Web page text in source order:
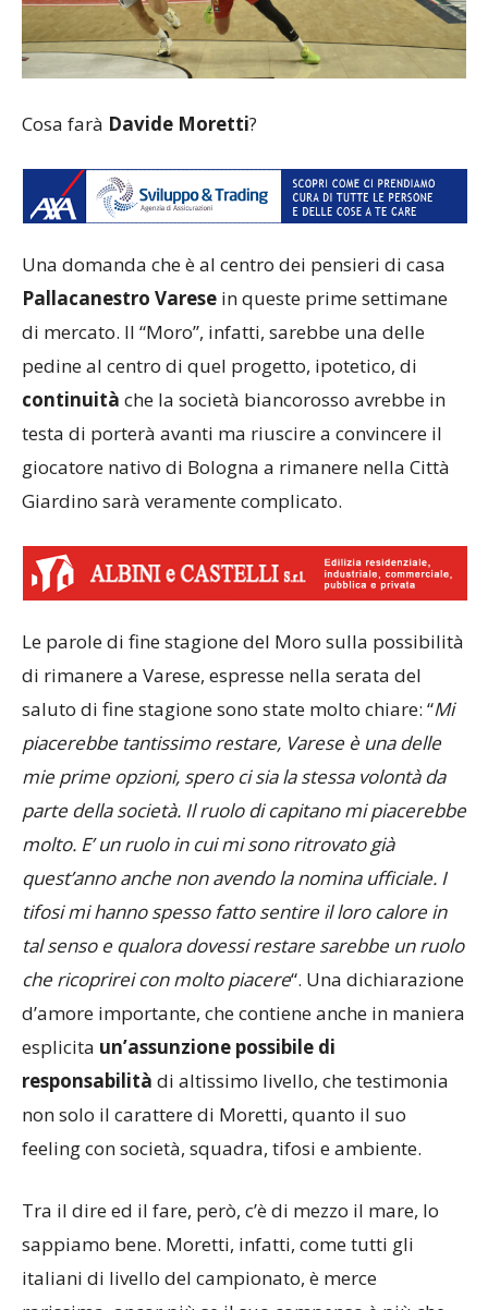
Cosa farà Davide Moretti?
Una domanda che è al centro dei pensieri di casa
Pallacanestro Varese in queste prime settimane
di mercato. Il “Moro”, infatti, sarebbe una delle
pedine al centro di quel progetto, ipotetico, di
continuità che la società biancorosso avrebbe in
testa di porterà avanti ma riuscire a convincere il
giocatore nativo di Bologna a rimanere nella Città
Giardino sarà veramente complicato.
Le parole di fine stagione del Moro sulla possibilità
di rimanere a Varese, espresse nella serata del
saluto di fine stagione sono state molto chiare: “Mi
piacerebbe tantissimo restare, Varese è una delle
mie prime opzioni, spero ci sia la stessa volontà da
parte della società. Il ruolo di capitano mi piacerebbe
molto. E’ un ruolo in cui mi sono ritrovato già
quest’anno anche non avendo la nomina ufficiale. I
tifosi mi hanno spesso fatto sentire il loro calore in
tal senso e qualora dovessi restare sarebbe un ruolo
che ricoprirei con molto piacere“. Una dichiarazione
d’amore importante, che contiene anche in maniera
esplicita un’assunzione possibile di
responsabilità di altissimo livello, che testimonia
non solo il carattere di Moretti, quanto il suo
feeling con società, squadra, tifosi e ambiente.
Tra il dire ed il fare, però, c’è di mezzo il mare, lo
sappiamo bene. Moretti, infatti, come tutti gli
italiani di livello del campionato, è merce